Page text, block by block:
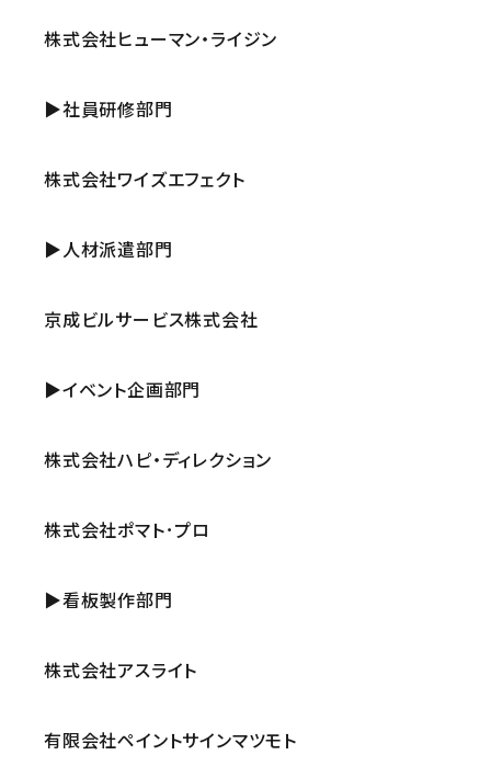
株式会社ヒューマン・ライジン
▶社員研修部門
株式会社ワイズエフェクト
▶人材派遣部門
京成ビルサービス株式会社
▶イベント企画部門
株式会社ハピ・ディレクション
株式会社ポマト･プロ
▶看板製作部門
株式会社アスライト
有限会社ペイントサインマツモト